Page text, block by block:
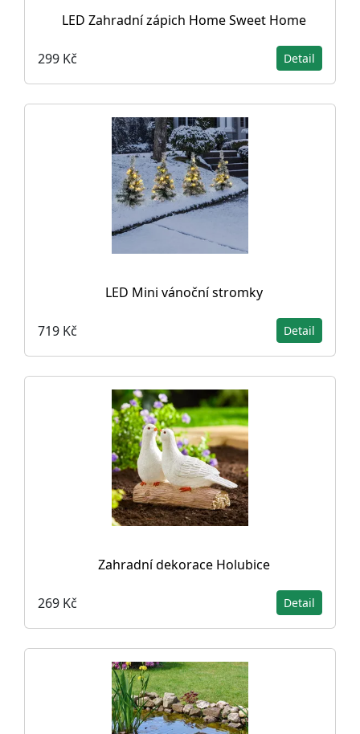
LED Zahradní zápich Home Sweet Home
299 Kč Detail
LED Mini vánoční stromky
719 Kč Detail
Zahradní dekorace Holubice
269 Kč Detail